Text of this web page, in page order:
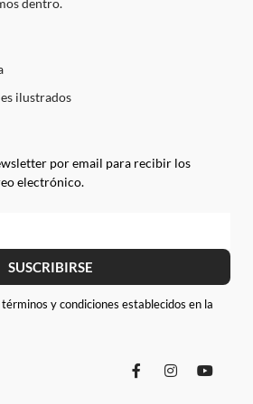
ilustrados
por email para recibir los
electrónico.
SUSCRIBIRSE
y condiciones establecidos en la